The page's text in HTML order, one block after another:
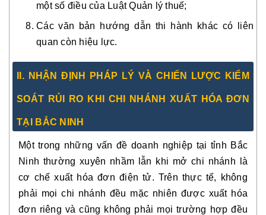
một số điều của Luật Quản lý thuế;
Các văn bản hướng dẫn thi hành khác có liên
quan còn hiệu lực.
II. NHẬN ĐỊNH PHÁP LÝ VÀ CHIẾN LƯỢC KIỂM
SOÁT RỦI RO KHI CHI NHÁNH XUẤT HÓA ĐƠN
TẠI BẮC NINH
Một trong những vấn đề doanh nghiệp tại tỉnh Bắc
Ninh thường xuyên nhầm lẫn khi mở chi nhánh là
cơ chế xuất hóa đơn điện tử. Trên thực tế, không
phải mọi chi nhánh đều mặc nhiên được xuất hóa
đơn riêng và cũng không phải mọi trường hợp đều